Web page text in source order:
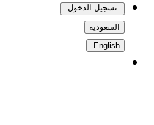
تسجيل الدخول
السعودية
English